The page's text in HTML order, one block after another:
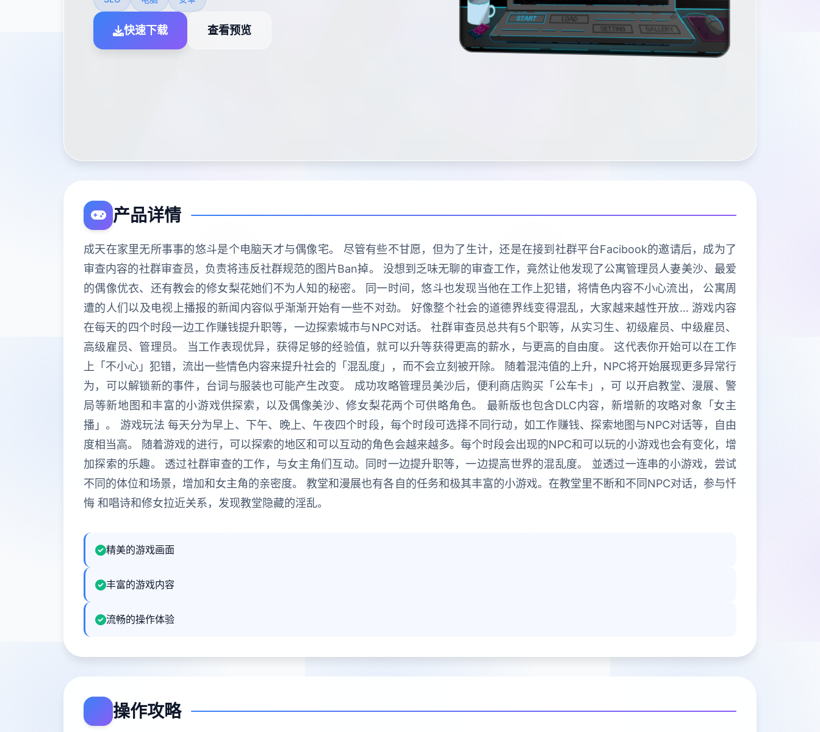
快速下载 查看预览
产品详情
成天在家里无所事事的悠斗是个电脑天才与偶像宅。 尽管有些不甘愿，但为了生计，还是在接到社群平台Facibook的邀请后，成为了
审查内容的社群审查员，负责将违反社群规范的图片Ban掉。 没想到乏味无聊的审查工作，竟然让他发现了公寓管理员人妻美沙、最爱
的偶像优衣、还有教会的修女梨花她们不为人知的秘密。 同一时间，悠斗也发现当他在工作上犯错，将情色内容不小心流出， 公寓周
遭的人们以及电视上播报的新闻内容似乎渐渐开始有一些不对劲。 好像整个社会的道德界线变得混乱，大家越来越性开放… 游戏内容
在每天的四个时段一边工作赚钱提升职等，一边探索城市与NPC对话。 社群审查员总共有5个职等，从实习生、初级雇员、中级雇员、
高级雇员、管理员。 当工作表现优异，获得足够的经验值，就可以升等获得更高的薪水，与更高的自由度。 这代表你开始可以在工作
上「不小心」犯错，流出一些情色内容来提升社会的「混乱度」，而不会立刻被开除。 随着混沌值的上升，NPC将开始展现更多异常行
为，可以解锁新的事件，台词与服装也可能产生改变。 成功攻略管理员美沙后，便利商店购买「公车卡」，可 以开启教堂、漫展、警
局等新地图和丰富的小游戏供探索，以及偶像美沙、修女梨花两个可供略角色。 最新版也包含DLC内容，新增新的攻略对象「女主
播」。 游戏玩法 每天分为早上、下午、晚上、午夜四个时段，每个时段可选择不同行动，如工作赚钱、探索地图与NPC对话等，自由
度相当高。 随着游戏的进行，可以探索的地区和可以互动的角色会越来越多。每个时段会出现的NPC和可以玩的小游戏也会有变化，增
加探索的乐趣。 透过社群审查的工作，与女主角们互动。同时一边提升职等，一边提高世界的混乱度。 並透过一连串的小游戏，尝试
不同的体位和场景，增加和女主角的亲密度。 教堂和漫展也有各自的任务和极其丰富的小游戏。在教堂里不断和不同NPC对话，参与忏
悔 和唱诗和修女拉近关系，发现教堂隐藏的淫乱。
精美的游戏画面
丰富的游戏内容
流畅的操作体验
操作攻略